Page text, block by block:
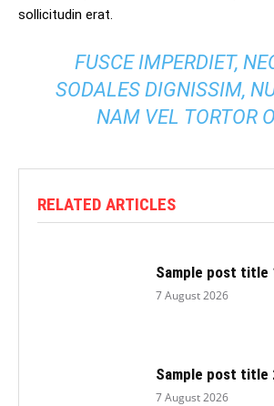
sollicitudin erat.
FUSCE IMPERDIET,
SODALES DIGNISSIM,
NAM VEL TORTOR
RELATED ARTICLES
Sample post title
7 August 2026
Sample post title
7 August 2026